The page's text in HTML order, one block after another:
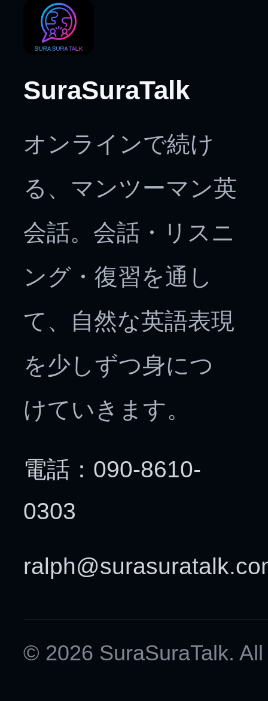
SuraSuraTalk
オンラインで続け
る、マンツーマン英
会話。会話・リスニ
ング・復習を通し
て、自然な英語表現
を少しずつ身につ
けていきます。
電話：090-8610-
0303
© 2026 SuraSuraTalk.